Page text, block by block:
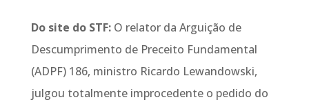
Do site do STF: O relator da Arguição de
Descumprimento de Preceito Fundamental
(ADPF) 186, ministro Ricardo Lewandowski,
julgou totalmente improcedente o pedido do